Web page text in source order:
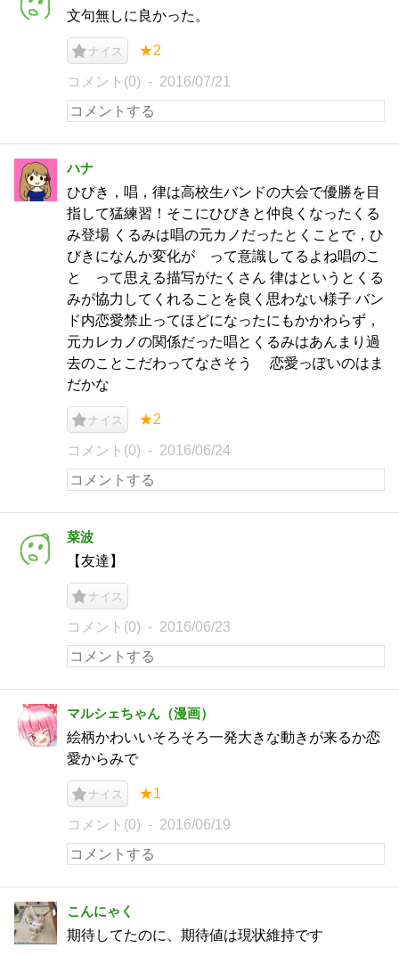
文句無しに良かった。
ナイス ★2
コメント(0) 2016/07/21
ハナ
ひびき，唱，律は高校生バンドの大会で優勝を目
指して猛練習！そこにひびきと仲良くなったくる
み登場 くるみは唱の元カノだったとくことで，ひ
びきになんか変化が って意識してるよね唱のこ
と って思える描写がたくさん 律はというとくる
みが協力してくれることを良く思わない様子 バン
ド内恋愛禁止ってほどになったにもかかわらず，
元カレカノの関係だった唱とくるみはあんまり過
去のことこだわってなさそう 恋愛っぽいのはま
だかな
ナイス ★2
コメント(0) 2016/06/24
菜波
【友達】
ナイス
コメント(0) 2016/06/23
マルシェちゃん（漫画）
絵柄かわいいそろそろ一発大きな動きが来るか恋
愛からみで
ナイス ★1
コメント(0) 2016/06/19
こんにゃく
期待してたのに、期待値は現状維持です